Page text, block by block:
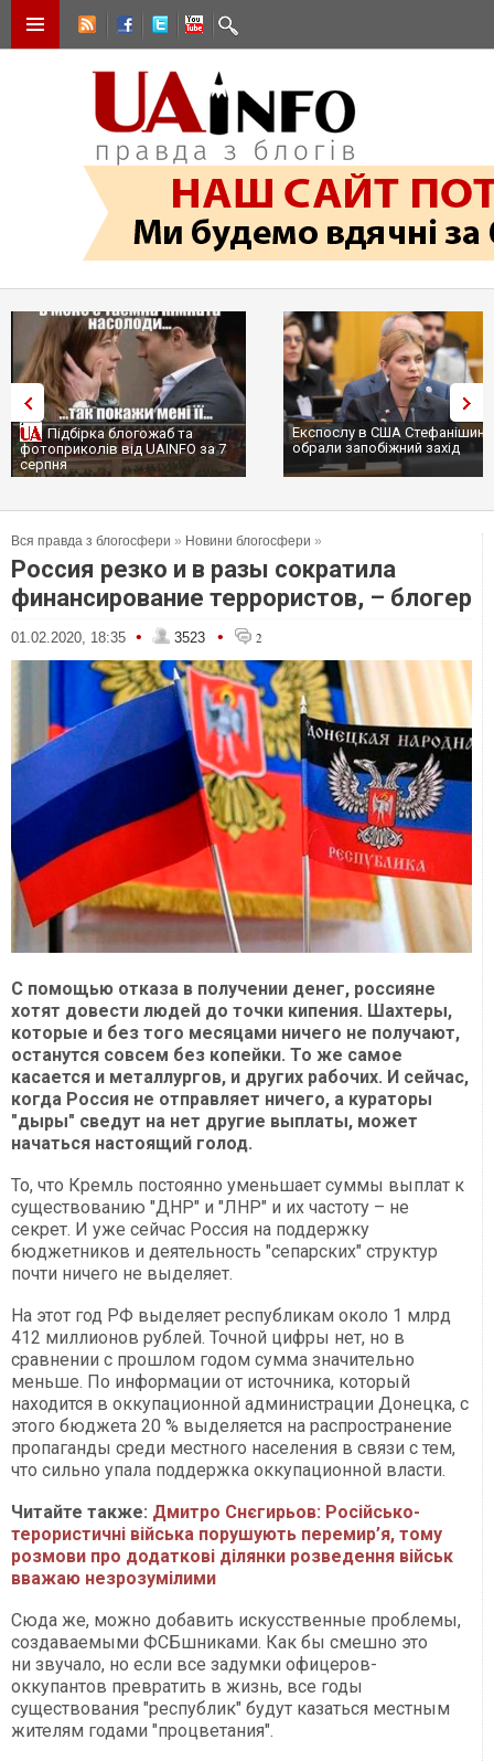
Підбірка блогожаб та
фотоприколів від UAINFO за 7
серпня
Експослу в США
обрали запобіжний захід
Вся правда з блогосфери » Новини блогосфери »
Россия резко и в разы сократила
финансирование террористов, – блогер
01.02.2020, 18:35 • 3523 • 2
С помощью отказа в получении денег, россияне
хотят довести людей до точки кипения. Шахтеры,
которые и без того месяцами ничего не получают,
останутся совсем без копейки. То же самое
касается и металлургов, и других рабочих. И сейчас,
когда Россия не отправляет ничего, а кураторы
"дыры" сведут на нет другие выплаты, может
начаться настоящий голод.
То, что Кремль постоянно уменьшает суммы выплат к
существованию "ДНР" и "ЛНР" и их частоту – не
секрет. И уже сейчас Россия на поддержку
бюджетников и деятельность "сепарских" структур
почти ничего не выделяет.
На этот год РФ выделяет республикам около 1 млрд
412 миллионов рублей. Точной цифры нет, но в
сравнении с прошлом годом сумма значительно
меньше. По информации от источника, который
находится в оккупационной администрации Донецка, с
этого бюджета 20 % выделяется на распространение
пропаганды среди местного населения в связи с тем,
что сильно упала поддержка оккупационной власти.
Читайте также: Дмитро Снєгирьов: Російсько-
терористичні війська порушують перемир’я, тому
розмови про додаткові ділянки розведення військ
вважаю незрозумілими
Сюда же, можно добавить искусственные проблемы,
создаваемыми ФСБшниками. Как бы смешно это
ни звучало, но если все задумки офицеров-
оккупантов превратить в жизнь, все годы
существования "республик" будут казаться местным
жителям годами "процветания".